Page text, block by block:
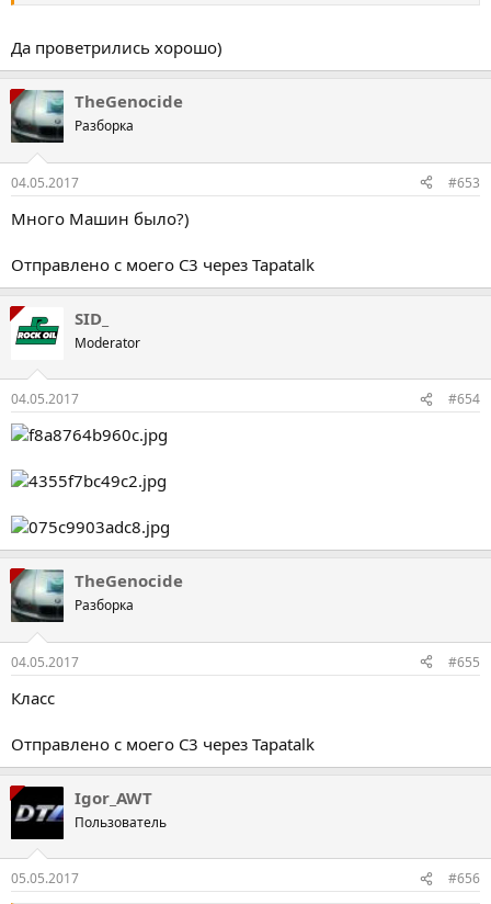
Да проветрились хорошо)
TheGenocide
Разборка
04.05.2017 #653
Много Машин было?)
Отправлено с моего C3 через Tapatalk
SID_
Moderator
04.05.2017 #654
TheGenocide
Разборка
04.05.2017 #655
Класс
Отправлено с моего C3 через Tapatalk
Igor_AWT
Пользователь
05.05.2017 #656